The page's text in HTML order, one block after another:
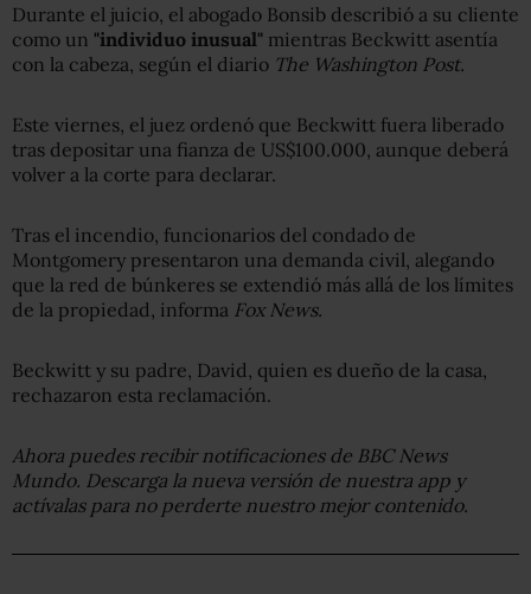
Durante el juicio, el abogado Bonsib describió a su cliente
como un "individuo inusual" mientras Beckwitt asentía
con la cabeza, según el diario The Washington Post.
Este viernes, el juez ordenó que Beckwitt fuera liberado
tras depositar una fianza de US$100.000, aunque deberá
volver a la corte para declarar.
Tras el incendio, funcionarios del condado de
Montgomery presentaron una demanda civil, alegando
que la red de búnkeres se extendió más allá de los límites
de la propiedad, informa Fox News.
Beckwitt y su padre, David, quien es dueño de la casa,
rechazaron esta reclamación.
Ahora puedes recibir notificaciones de BBC News
Mundo. Descarga la nueva versión de nuestra app y
actívalas para no perderte nuestro mejor contenido.